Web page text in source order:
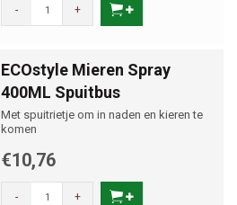
- +
ECOstyle Mieren Spray
400ML Spuitbus
Met spuitrietje om in naden en kieren te
komen
€10,76
- +